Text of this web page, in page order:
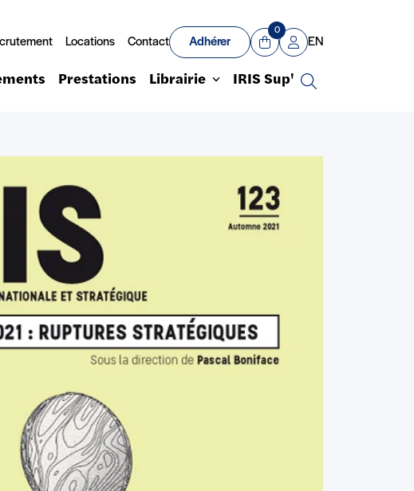
Locations Contact Adhérer
Panier
0
Mon compte
EN
Prestations Librairie IRIS Sup'
Recherche